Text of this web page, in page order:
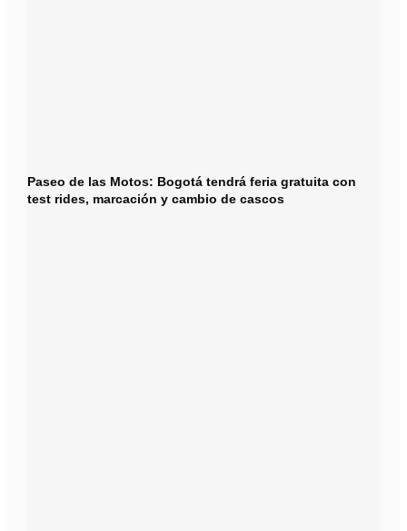
Paseo de las Motos: Bogotá tendrá feria gratuita con
test rides, marcación y cambio de cascos